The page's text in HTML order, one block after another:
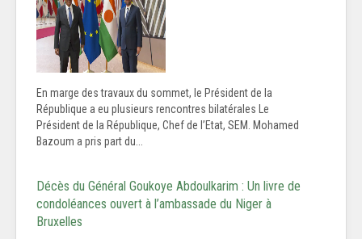
En marge des travaux du sommet, le Président de la
République a eu plusieurs rencontres bilatérales Le
Président de la République, Chef de l’Etat, SEM. Mohamed
Bazoum a pris part du...
Décès du Général Goukoye Abdoulkarim : Un livre de
condoléances ouvert à l’ambassade du Niger à
Bruxelles